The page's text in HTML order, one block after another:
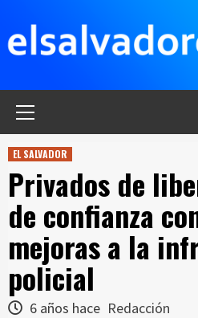
contenido
EL SALVADOR
Privados de
de confianza
mejoras a la
policial
6 años hace Redacción